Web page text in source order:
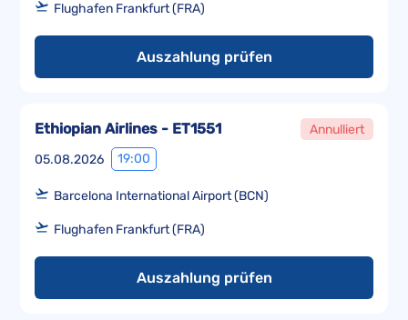
Flughafen Frankfurt (FRA)
Auszahlung prüfen
05.08.2026 19:00
Ethiopian Airlines - ET1551 Annulliert
Barcelona International Airport (BCN)
Flughafen Frankfurt (FRA)
Auszahlung prüfen